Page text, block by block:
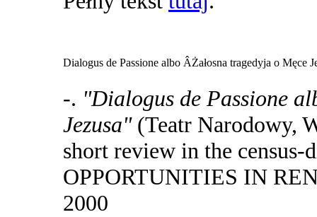
Dialogus de Passione albo ÂŻałosna tragedyja o Męce
-. "Dialogus de Passione
Jezusa" (Teatr Narodowy,
short review in the
OPPORTUNITIES IN
2000